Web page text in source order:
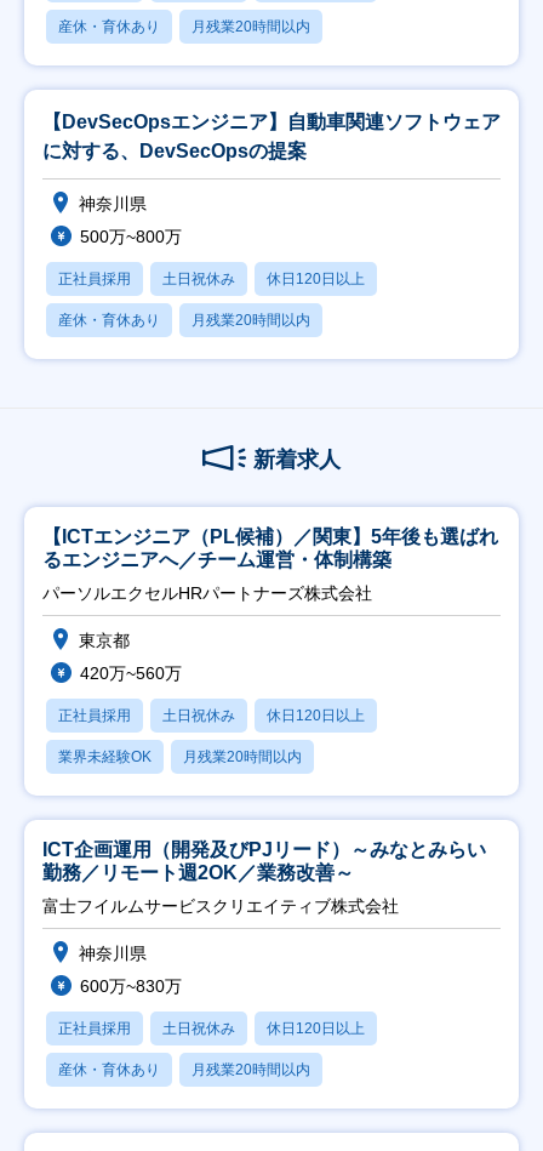
産休・育休あり 月残業20時間以内
【DevSecOpsエンジニア】自動車関連ソフトウェア
に対する、DevSecOpsの提案
神奈川県
500万~800万
正社員採用 土日祝休み 休日120日以上
産休・育休あり 月残業20時間以内
新着求人
【ICTエンジニア（PL候補）／関東】5年後も選ばれ
るエンジニアへ／チーム運営・体制構築
パーソルエクセルHRパートナーズ株式会社
東京都
420万~560万
正社員採用 土日祝休み 休日120日以上
業界未経験OK 月残業20時間以内
ICT企画運用（開発及びPJリード）～みなとみらい
勤務／リモート週2OK／業務改善～
富士フイルムサービスクリエイティブ株式会社
神奈川県
600万~830万
正社員採用 土日祝休み 休日120日以上
産休・育休あり 月残業20時間以内